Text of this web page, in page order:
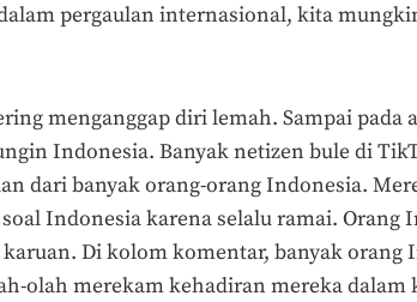
pergaulan internasional, kita
menganggap diri lemah. Sampai pada
Indonesia. Banyak netizen bule di
dari banyak orang-orang Indonesia.
Indonesia karena selalu ramai. Orang
Di kolom komentar, banyak orang
olah merekam kehadiran mereka dalam